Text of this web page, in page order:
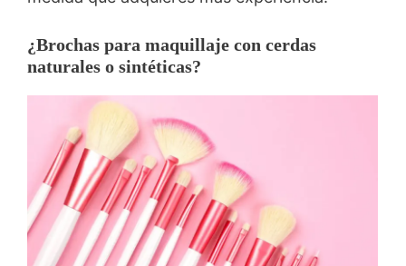
¿Brochas para maquillaje con cerdas
naturales o sintéticas?